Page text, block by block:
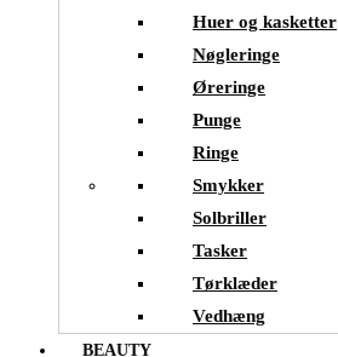
Huer og kasketter
Nøgleringe
Øreringe
Punge
Ringe
Smykker
Solbriller
Tasker
Tørklæder
Vedhæng
BEAUTY